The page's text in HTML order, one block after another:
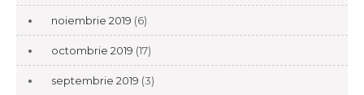
noiembrie 2019 (6)
octombrie 2019 (17)
septembrie 2019 (3)